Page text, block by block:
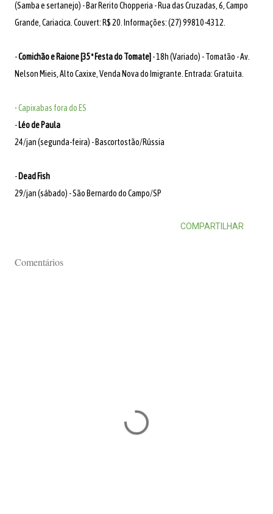
(Samba e sertanejo) - Bar Rerito Chopperia - Rua das Cruzadas, 6, Campo
Grande, Cariacica. Couvert: R$ 20. Informações: (27) 99810-4312.
-Comichão e Raione [35ª Festa do Tomate] - 18h (Variado) - Tomatão - Av.
Nelson Mieis, Alto Caxixe, Venda Nova do Imigrante. Entrada: Gratuita.
• Capixabas fora do ES
- Léo de Paula
24/jan (segunda-feira) - Bascortostão/Rússia
- Dead Fish
29/jan (sábado) - São Bernardo do Campo/SP
COMPARTILHAR
Comentários